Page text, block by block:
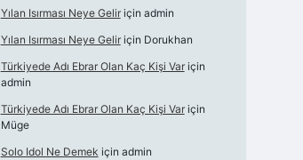
Yılan Isırması Neye Geliriçin admin
Yılan Isırması Neye Geliriçin Dorukhan
Türkiyede Adı Ebrar Olan Kaç Kişi Variçin
admin
Türkiyede Adı Ebrar Olan Kaç Kişi Variçin
Müge
Solo Idol Ne Demek için admin